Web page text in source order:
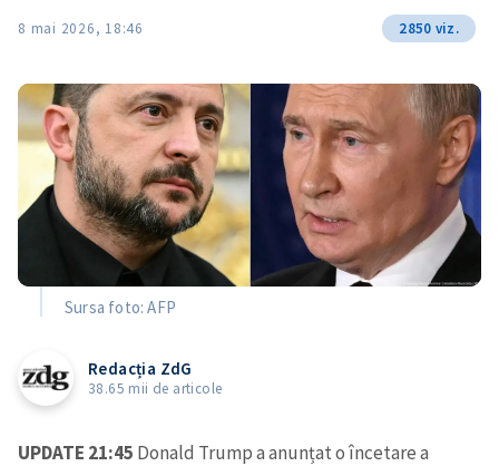
8 mai 2026, 18:46 2850 viz.
Sursa foto: AFP
Redacția ZdG
38.65 mii de articole
UPDATE 21:45 Donald Trump a anunțat o încetare a